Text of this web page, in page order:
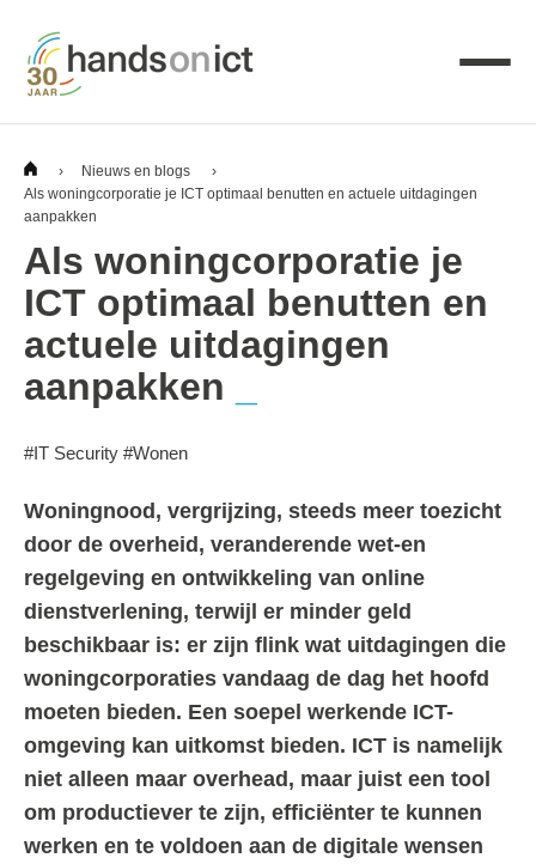
› Nieuws en blogs
›
Als woningcorporatie je ICT optimaal benutten en actuele uitdagingen
aanpakken
Als woningcorporatie je
ICT optimaal benutten en
actuele uitdagingen
aanpakken
#IT Security #Wonen
Woningnood, vergrijzing, steeds meer toezicht
door de overheid , veranderende wet-en
regelgeving en ontwikkeling van online
dienstverlening, terwijl er minder geld
beschikbaar is: er zijn flink wat uitdagingen die
woningcorporaties vandaag de dag het hoofd
moeten bieden. Een soepel werkende ICT-
omgeving kan uitkomst bieden. ICT is namelijk
niet alleen maar overhead, maar juist een tool
om productiever te zijn, efficiënter te kunnen
werken en te voldoen aan de digitale wensen